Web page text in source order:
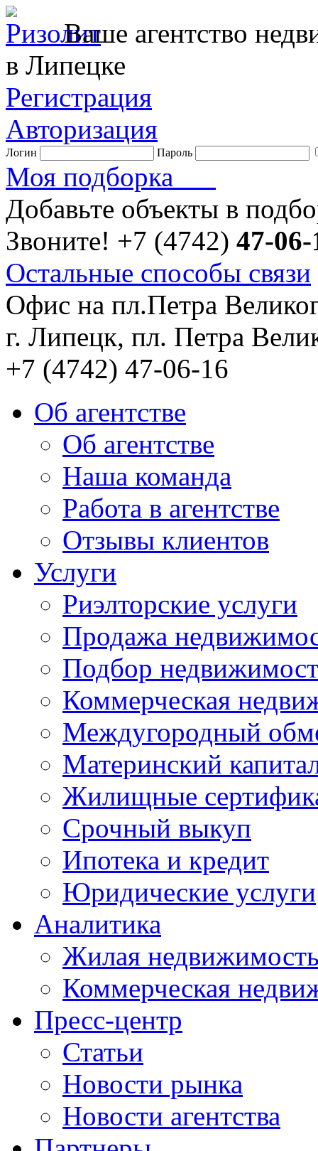
Ваше агентство
в Липецке
Регистрация
Авторизация
Логин Пароль
Моя подборка
Добавьте объекты в
Звоните! +7 (4742) 47-06-
Остальные способы связи
Офис на пл.Петра
г. Липецк, пл. Петра
+7 (4742) 47-06-16
Об агентстве
Об агентстве
Наша команда
Работа в агентстве
Отзывы клиентов
Услуги
Риэлторские услуги
Продажа
Подбор
Коммерческая
Междугородный
Материнский
Жилищные
Срочный выкуп
Ипотека и кредит
Юридические услуги
Аналитика
Жилая
Коммерческая
Пресс-центр
Статьи
Новости рынка
Новости агентства